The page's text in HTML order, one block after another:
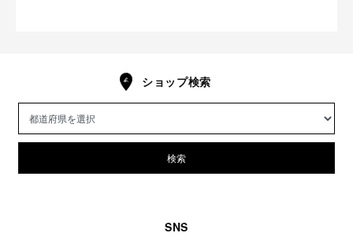
ショップ検索
検索
SNS